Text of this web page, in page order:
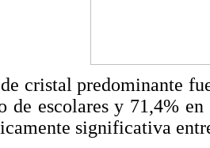
cristal predominante
de escolares y 71,4%
significativa